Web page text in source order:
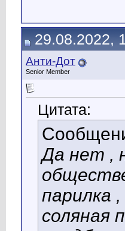
29.08.2022,
Анти-Дот
Senior Member
Цитата:
Да нет ,
парилка
соляная